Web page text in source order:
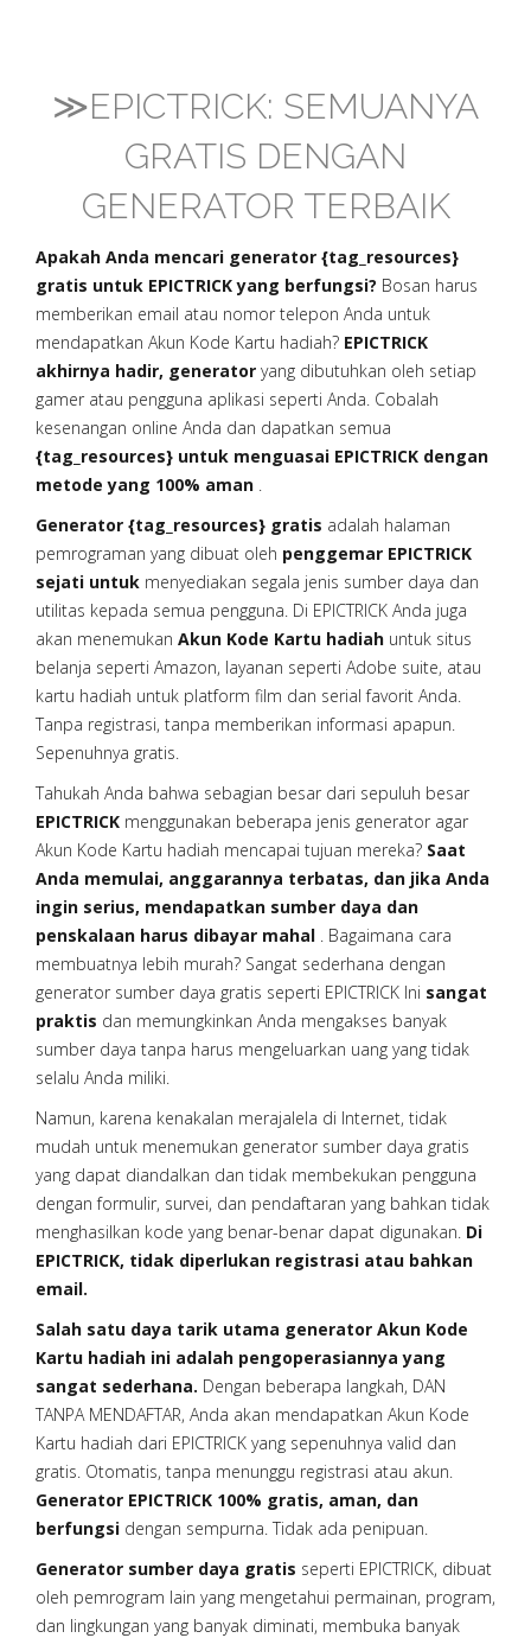
≫EPICTRICK: SEMUANYA
GRATIS DENGAN
GENERATOR TERBAIK
Apakah Anda mencari generator {tag_resources}
gratis untuk EPICTRICK yang berfungsi? Bosan harus
memberikan email atau nomor telepon Anda untuk
mendapatkan Akun Kode Kartu hadiah? EPICTRICK
akhirnya hadir, generator yang dibutuhkan oleh setiap
gamer atau pengguna aplikasi seperti Anda. Cobalah
kesenangan online Anda dan dapatkan semua
{tag_resources} untuk menguasai EPICTRICK dengan
metode yang 100% aman .
Generator {tag_resources} gratis adalah halaman
pemrograman yang dibuat oleh penggemar EPICTRICK
sejati untuk menyediakan segala jenis sumber daya dan
utilitas kepada semua pengguna. Di EPICTRICK Anda juga
akan menemukan Akun Kode Kartu hadiah untuk situs
belanja seperti Amazon, layanan seperti Adobe suite, atau
kartu hadiah untuk platform film dan serial favorit Anda.
Tanpa registrasi, tanpa memberikan informasi apapun.
Sepenuhnya gratis.
Tahukah Anda bahwa sebagian besar dari sepuluh besar
EPICTRICK menggunakan beberapa jenis generator agar
Akun Kode Kartu hadiah mencapai tujuan mereka? Saat
Anda memulai, anggarannya terbatas, dan jika Anda
ingin serius, mendapatkan sumber daya dan
penskalaan harus dibayar mahal . Bagaimana cara
membuatnya lebih murah? Sangat sederhana dengan
generator sumber daya gratis seperti EPICTRICK Ini sangat
praktis dan memungkinkan Anda mengakses banyak
sumber daya tanpa harus mengeluarkan uang yang tidak
selalu Anda miliki.
Namun, karena kenakalan merajalela di Internet, tidak
mudah untuk menemukan generator sumber daya gratis
yang dapat diandalkan dan tidak membekukan pengguna
dengan formulir, survei, dan pendaftaran yang bahkan tidak
menghasilkan kode yang benar-benar dapat digunakan. Di
EPICTRICK, tidak diperlukan registrasi atau bahkan
email.
Salah satu daya tarik utama generator Akun Kode
Kartu hadiah ini adalah pengoperasiannya yang
sangat sederhana. Dengan beberapa langkah, DAN
TANPA MENDAFTAR, Anda akan mendapatkan Akun Kode
Kartu hadiah dari EPICTRICK yang sepenuhnya valid dan
gratis. Otomatis, tanpa menunggu registrasi atau akun.
Generator EPICTRICK 100% gratis, aman, dan
berfungsi dengan sempurna. Tidak ada penipuan.
Generator sumber daya gratis seperti EPICTRICK, dibuat
oleh pemrogram lain yang mengetahui permainan, program,
dan lingkungan yang banyak diminati, membuka banyak